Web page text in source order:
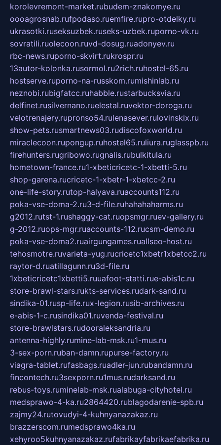
korolevremont-market.rubudem-znakomye.ru
oooagrosnab.rufpodaso.ruemfire.rupro-otdelky.ru
ukrasotki.ruseksuzbek.ruseks-uzbek.ruporno-vk.ru
sovratili.ruolecoon.ruvd-dosug.ruadonyev.ru
rbc-news.ruporno-skvirt.rukrospr.ru
13autor-kolonka.rusormol.ru2rich.ruhostel-65.ru
hostserve.ruporno-na-russkom.rumishinlab.ru
neznobi.rubigfatcc.ruhabble.rustarbucksvia.ru
delfinet.rusilvernano.ruelestal.ruvektor-doroga.ru
velotrenajery.rupronso54.rulenasever.rulovinskix.ru
show-pets.rusmartnews03.rudiscofoxworld.ru
miraclecoon.rupongup.ruhostel65.ruliura.ruglasspb.ru
firehunters.rugribowo.rugnalis.rubulkitula.ru
hometown-france.ru1-xbeticricetc-1-xbetti-5.ru
shop-garena.rucricetc-1-xbetr-1-xbetcc-2.ru
one-life-story.rutop-halyava.ruaccounts112.ru
poka-vse-doma-2.ru3-d-file.ruhahahaharms.ru
g2012.rutst-1.rushaggy-cat.ruopsmgr.ruev-gallery.ru
g-2012.ruops-mgr.ruaccounts-112.rucsm-demo.ru
poka-vse-doma2.ruairgungames.ruallseo-host.ru
tehosmotre.ruvarieta-yug.rucricetc1xbetr1xbetcc2.ru
raytor-d.ruatillagunn.ru3d-file.ru
1xbeticricetc1xbetti5.ruuafoot-statti.rue-abis1c.ru
store-brawl-stars.rukts-services.rudark-sand.ru
sindika-01.rusp-life.rux-legion.rusib-archives.ru
e-abis-1-c.rusindika01.ruvenda-festival.ru
store-brawlstars.rudooraleksandria.ru
antenna-highly.rumine-lab-msk.ru1-mus.ru
3-sex-porn.ruban-damn.rupurse-factory.ru
viagra-tablet.rufasbags.ruadler-jun.rubandamn.ru
fincontech.ru3sexporn.ru1mus.rudarksand.ru
rebus-toys.ruminelab-msk.rualabuga-cityhotel.ru
medsprawo-4-ka.ru2864420.rublagodarenie-spb.ru
zajmy24.rutovudyi-4-kuhnyanazakaz.ru
brazzerscom.rumedsprawo4ka.ru
xehyroo5kuhnyanazakaz.rufabrikayfabrikaefabrika.ru